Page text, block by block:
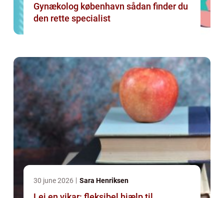
Gynækolog københavn sådan finder du
den rette specialist
30 june 2026 Sara Henriksen